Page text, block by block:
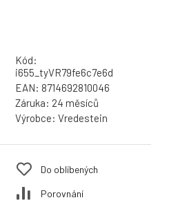
Kód:
i655_tyVR79fe6c7e6d
EAN: 8714692810046
Záruka: 24 měsíců
Výrobce: Vredestein
Do oblíbených
Porovnání